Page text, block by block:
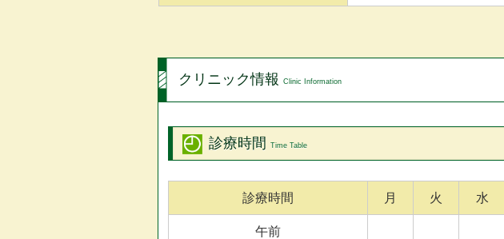
クリニック情報 Clinic Information
診療時間 Time Table
診療時間 月 火 水
午前